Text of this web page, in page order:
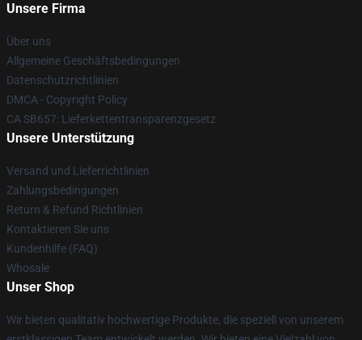
Unsere Firma
Über uns
Allgemeine Geschäftsbedingungen
Datenschutzrichtlinien
DMCA - Copyright Policy
CA SB657: Lieferkettentransparenzgesetz
Unsere Unterstützung
Versand und Lieferrichtlinien
Zahlungsbedingungen
Return & Refund Richtlinien
Kontaktieren Sie uns
Kundenhilfe (FAQ)
Whosale
Unser Shop
Wir bieten qualitativ hochwertige Produkte, die speziell von unserem